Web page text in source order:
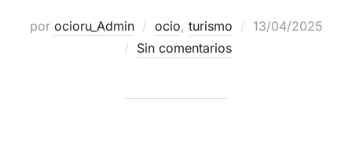
por ocioru_Admin ocio, turismo
13/04/2025
Sin comentarios